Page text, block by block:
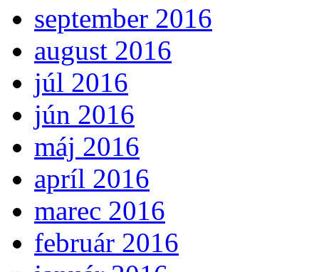
september 2016
august 2016
júl 2016
jún 2016
máj 2016
apríl 2016
marec 2016
február 2016